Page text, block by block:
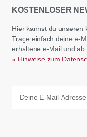
KOSTENLOSER
Hier kannst du unseren
Trage einfach deine e-
erhaltene e-Mail und
» Hinweise zum